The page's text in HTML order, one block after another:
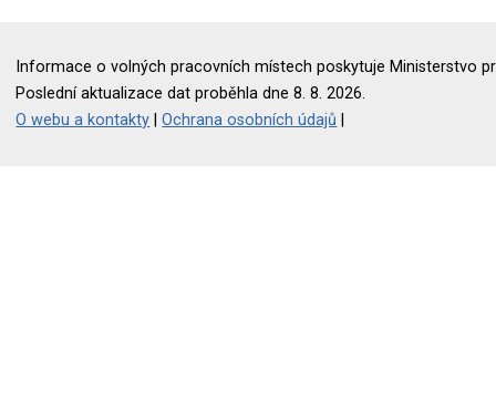
Informace o volných pracovních místech poskytuje Ministerstvo
Poslední aktualizace dat proběhla dne 8. 8. 2026.
O webu a kontakty |Ochrana osobních údajů